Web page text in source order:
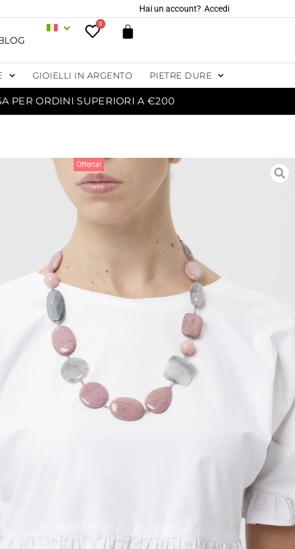
Hai un account? Accedi
0
GIOIELLI IN ARGENTO PIETRE DURE
PER ORDINI SUPERIORI A €200
Offerta!
COLLANA MEDIA IN
QUARZO GRIGIO
ED OCCHIO DI GATTO
168,00
rilegata in Argento, in Rodonite, Quarzo Grigio ed
Chiusura in argento 925‰ rodiato. Realizzata in
Disponibile